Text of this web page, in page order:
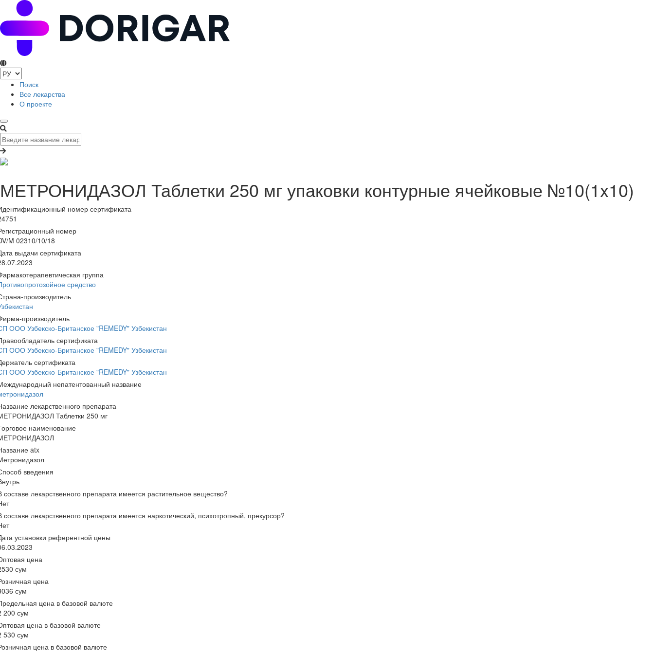
Поиск
Все лекарства
О проекте
МЕТРОНИДАЗОЛ Таблетки 250 мг упаковки контурные ячейковые №10(1x10)
номер сертификата
номер
M 02310/10/18
выдачи сертификата
группа
средство
производитель
производитель
ООО Узбекско-Британское "REMEDY" Узбекистан
сертификата
ООО Узбекско-Британское "REMEDY" Узбекистан
сертификата
ООО Узбекско-Британское "REMEDY" Узбекистан
непатентованный название
лекарственного препарата
Таблетки 250 мг
наименование
atx
введения
составе лекарственного препарата имеется растительное вещество?
составе лекарственного препарата имеется наркотический, психотропный, прекурсор?
установки референтной цены
цена
сум
цена
сум
цена в базовой валюте
200 сум
цена в базовой валюте
530 сум
цена в базовой валюте